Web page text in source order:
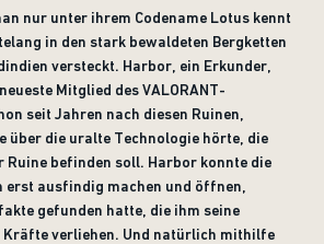
nur unter ihrem Codename Lotus kennt
in den stark bewaldeten Bergketten
versteckt. Harbor, ein Erkunder,
Mitglied des VALORANT-
seit Jahren nach diesen Ruinen,
über die uralte Technologie hörte, die
Ruine befinden soll. Harbor konnte die
erst ausfindig machen und öffnen,
gefunden hatte, die ihm seine
Kräfte verliehen. Und natürlich mithilfe